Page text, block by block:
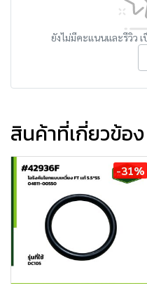
ยังไม่มีคะแนนและรีวิว
สินค้าที่เกี่ยวข้อง
-31%